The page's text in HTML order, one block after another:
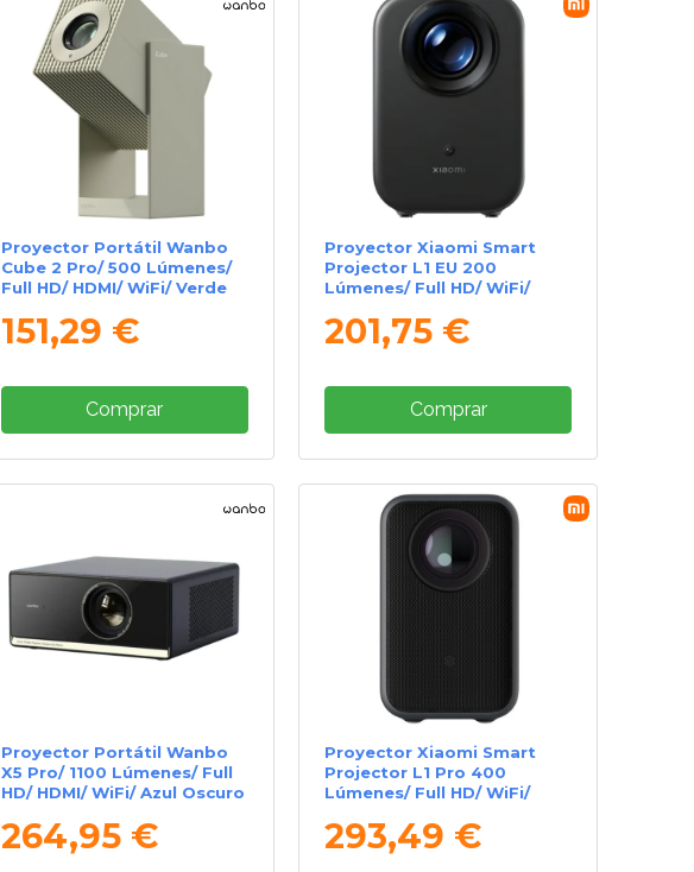
Proyector Portátil Wanbo
Cube 2 Pro/ 500 Lúmenes/
Full HD/ HDMI/ WiFi/ Verde
151,29 €
Comprar
Proyector Xiaomi Smart
Projector L1 EU 200
Lúmenes/ Full HD/ WiFi/
201,75 €
Comprar
Proyector Portátil Wanbo
X5 Pro/ 1100 Lúmenes/ Full
HD/ HDMI/ WiFi/ Azul Oscuro
264,95 €
Proyector Xiaomi Smart
Projector L1 Pro 400
Lúmenes/ Full HD/ WiFi/
293,49 €